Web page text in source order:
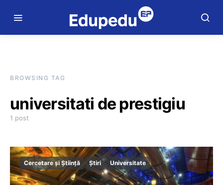
BROWSING TAG
universitati de prestigiu
1 post
Cercetare și Știință Știri Universitate